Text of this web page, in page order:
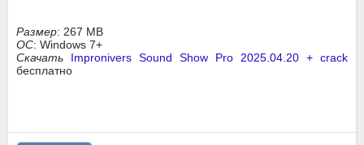
Размер: 267 MB
ОС: Windows 7+
Скачать Impronivers Sound Show Pro 2025.04.20 + crack
бесплатно